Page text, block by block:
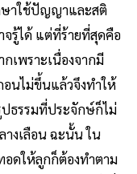
ษาใช้ปัญญาและสติ
จรู้ได้ แต่ที่ร้ายที่สุดคือ
เพราะเนื่องจากมี
นไม่ขึ้นแล้วจึงทําให้
ปธรรมที่ประจักษ์ก็ไม่
างเลือน ฉะนั้น ใน
ดให้ลูกก็ต้องทำตาม